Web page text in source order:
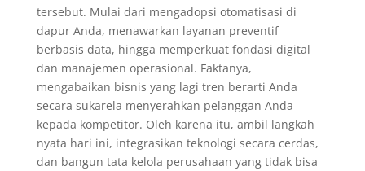
tersebut. Mulai dari mengadopsi otomatisasi di
dapur Anda, menawarkan layanan preventif
berbasis data, hingga memperkuat fondasi digital
dan manajemen operasional. Faktanya,
mengabaikan bisnis yang lagi tren berarti Anda
secara sukarela menyerahkan pelanggan Anda
kepada kompetitor. Oleh karena itu, ambil langkah
nyata hari ini, integrasikan teknologi secara cerdas,
dan bangun tata kelola perusahaan yang tidak bisa